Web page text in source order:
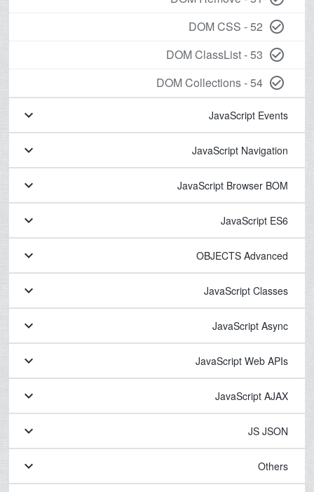
check_circle_outline
52 - DOM CSS
check_circle_outline
53 - DOM ClassList
check_circle_outline
54 - DOM Collections
JavaScript Events
keyboard_arrow_down
JavaScript Navigation
keyboard_arrow_down
JavaScript Browser BOM
keyboard_arrow_down
JavaScript ES6
keyboard_arrow_down
OBJECTS Advanced
keyboard_arrow_down
JavaScript Classes
keyboard_arrow_down
JavaScript Async
keyboard_arrow_down
JavaScript Web APIs
keyboard_arrow_down
JavaScript AJAX
keyboard_arrow_down
JS JSON
keyboard_arrow_down
Others
keyboard_arrow_down